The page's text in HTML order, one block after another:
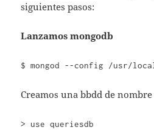
siguientes pasos:
Lanzamos mongodb
$ mongod --config /usr/
Creamos una bbdd de
> use queriesdb